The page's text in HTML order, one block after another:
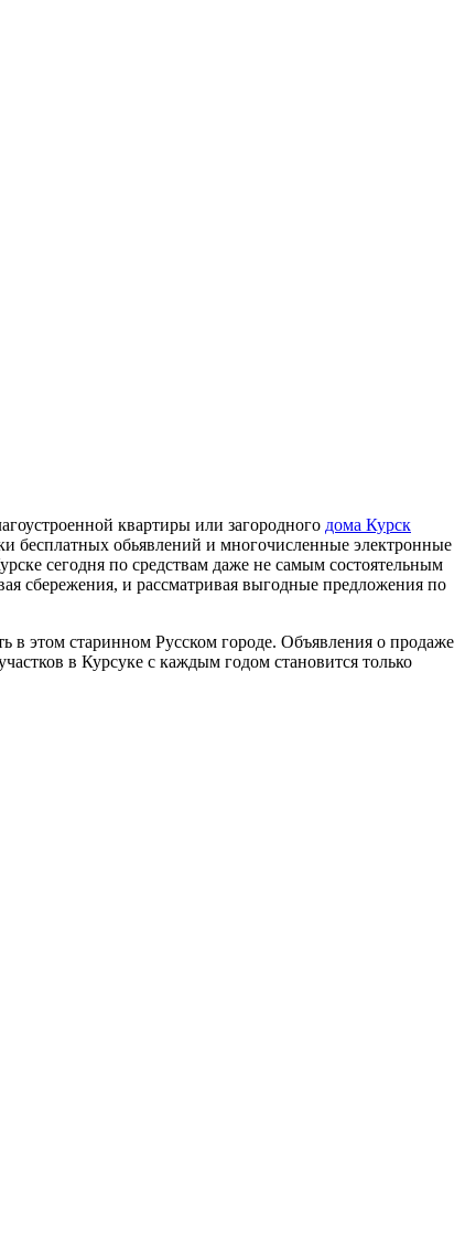
квартиры или загородного дома Курск
бесплатных обьявлений и многочисленные электронные
сегодня по средствам даже не самым состоятельным
сбережения, и рассматривая выгодные предложения по
этом старинном Русском городе. Объявления о продаже
в Курсуке с каждым годом становится только